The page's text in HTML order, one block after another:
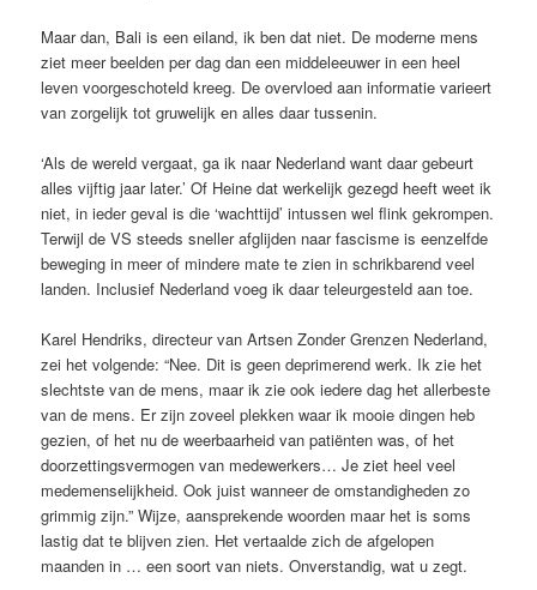
Maar dan, Bali is een eiland, ik ben dat niet. De moderne mens
ziet meer beelden per dag dan een middeleeuwer in een heel
leven voorgeschoteld kreeg. De overvloed aan informatie varieert
van zorgelijk tot gruwelijk en alles daar tussenin.
‘Als de wereld vergaat, ga ik naar Nederland want daar gebeurt
alles vijftig jaar later.’ Of Heine dat werkelijk gezegd heeft weet ik
niet, in ieder geval is die ‘wachttijd’ intussen wel flink gekrompen.
Terwijl de VS steeds sneller afglijden naar fascisme is eenzelfde
beweging in meer of mindere mate te zien in schrikbarend veel
landen. Inclusief Nederland voeg ik daar teleurgesteld aan toe.
Karel Hendriks, directeur van Artsen Zonder Grenzen Nederland,
zei het volgende: “Nee. Dit is geen deprimerend werk. Ik zie het
slechtste van de mens, maar ik zie ook iedere dag het allerbeste
van de mens. Er zijn zoveel plekken waar ik mooie dingen heb
gezien, of het nu de weerbaarheid van patiënten was, of het
doorzettingsvermogen van medewerkers… Je ziet heel veel
medemenselijkheid. Ook juist wanneer de omstandigheden zo
grimmig zijn.” Wijze, aansprekende woorden maar het is soms
lastig dat te blijven zien. Het vertaalde zich de afgelopen
maanden in … een soort van niets. Onverstandig, wat u zegt.